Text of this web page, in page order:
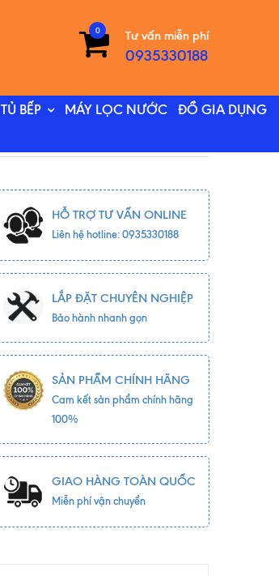
Tư vấn miễn phí
0935330188
0
BẾP MÁY LỌC NƯỚC
ĐỒ GIA DỤNG
HỖ TRỢ TƯ VẤN ONLINE
Liên hệ hotline: 0935330188
LẮP ĐẶT CHUYÊN NGHIỆP
Bảo hành nhanh gọn
SẢN PHẨM CHÍNH HÃNG
Cam kết sản phẩm chính hãng
100%
GIAO HÀNG TOÀN QUỐC
Miễn phí vận chuyển